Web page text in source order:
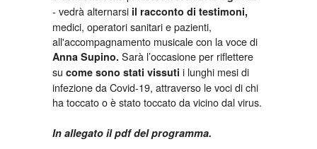
- vedrà alternarsi il racconto di testimoni,
medici, operatori sanitari e pazienti,
all'accompagnamento musicale con la voce di
Anna Supino. Sarà l’occasione per riflettere
su come sono stati vissuti i lunghi mesi di
infezione da Covid-19, attraverso le voci di chi
ha toccato o è stato toccato da vicino dal virus.
In allegato il pdf del programma.